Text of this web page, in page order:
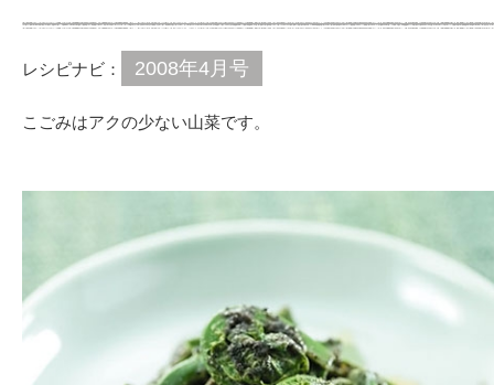
レシピナビ： 2008年4月号
こごみはアクの少ない山菜です。